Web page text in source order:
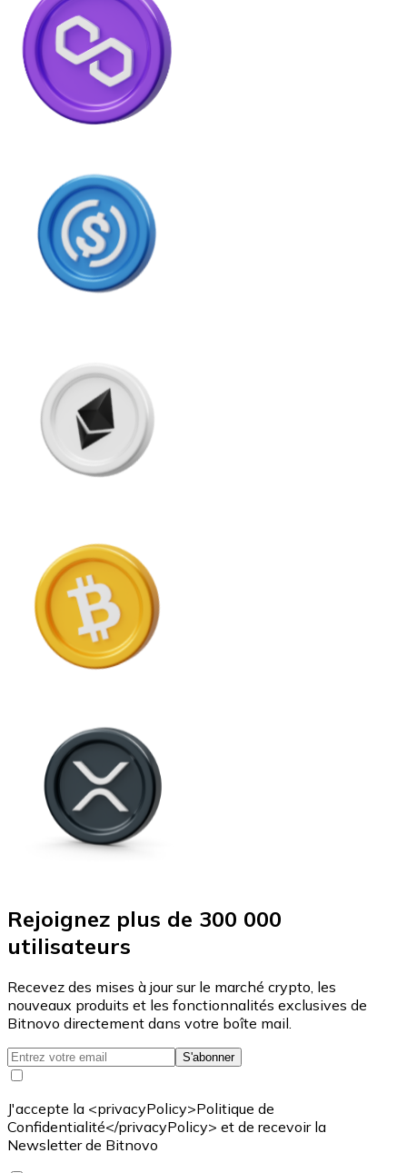
Rejoignez plus de 300 000
utilisateurs
Recevez des mises à jour sur le marché crypto, les
nouveaux produits et les fonctionnalités exclusives de
Bitnovo directement dans votre boîte mail.
S'abonner
J'accepte la <privacyPolicy>Politique de
Confidentialité</privacyPolicy> et de recevoir la
Newsletter de Bitnovo